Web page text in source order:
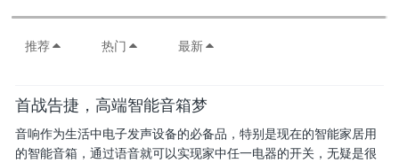
推荐 热门 最新
首战告捷，高端智能音箱梦
音响作为生活中电子发声设备的必备品，特别是现在的智能家居用
的智能音箱，通过语音就可以实现家中任一电器的开关，无疑是很